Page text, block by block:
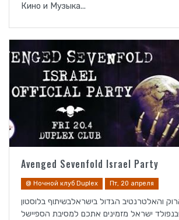
Кино и Музыка...
Avenged Sevenfold Israel Party
@ Ночной клуб Duplex Пт, 20 апреля
הרוק והאלטרנטיב הגדול בישראלבשיתוף בלוסטון